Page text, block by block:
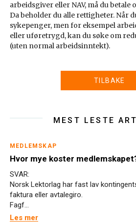
arbeidsgiver eller NAV, må du
Da beholder du alle rettigheter. Når
sykepenger, men for eksempel
eller uføretrygd, kan du søke om
(uten normal arbeidsinntekt).
TILBAKE
MEST LESTE
MEDLEMSKAP
Hvor mye koster
SVAR:
Norsk Lektorlag har fast lav
faktura eller avtalegiro.
Fagf...
Les mer